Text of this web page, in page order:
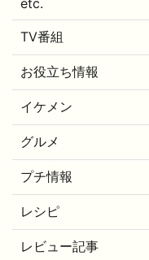
TV番組
お役立ち情報
イケメン
グルメ
プチ情報
レシピ
レビュー記事